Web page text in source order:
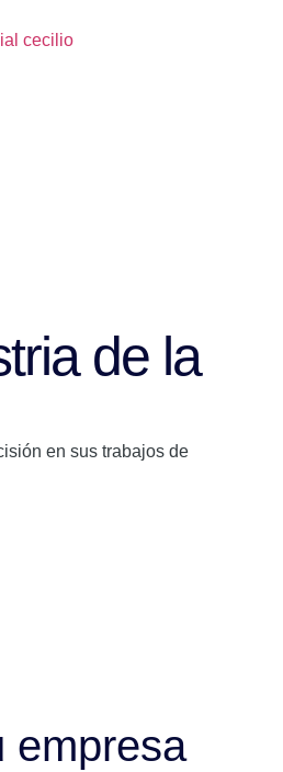
de la
en sus trabajos de
empresa